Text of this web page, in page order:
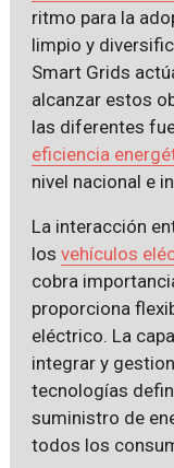
ritmo para la
limpio y
Smart Grids
alcanzar estos
las diferentes
eficiencia
nivel nacional e
La interacción
los vehículos
cobra
proporciona
eléctrico. La
integrar y
tecnologías
suministro de
todos los